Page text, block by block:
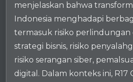
menjelaskan bahwa
Indonesia menghadapi
termasuk risiko perlindungan
strategi bisnis, risiko
risiko serangan siber,
digital. Dalam konteks ini,